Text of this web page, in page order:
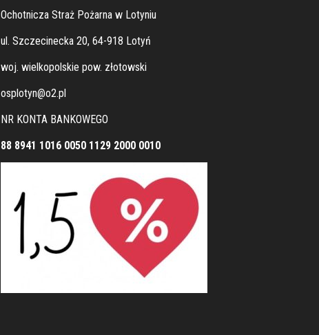
Ochotnicza Straż Pożarna w Lotyniu
ul. Szczecinecka 20, 64-918 Lotyń
woj. wielkopolskie pow. złotowski
osplotyn@o2.pl
NR KONTA BANKOWEGO
88 8941 1016 0050 1129 2000 0010